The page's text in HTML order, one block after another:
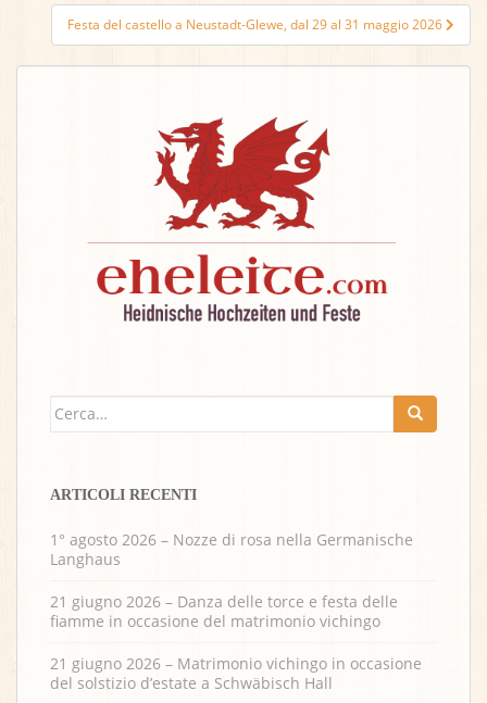
Festa del castello a Neustadt-Glewe, dal 29 al 31 maggio 2026
Cerca:
ARTICOLI RECENTI
1° agosto 2026 – Nozze di rosa nella Germanische
Langhaus
21 giugno 2026 – Danza delle torce e festa delle
fiamme in occasione del matrimonio vichingo
21 giugno 2026 – Matrimonio vichingo in occasione
del solstizio d’estate a Schwäbisch Hall